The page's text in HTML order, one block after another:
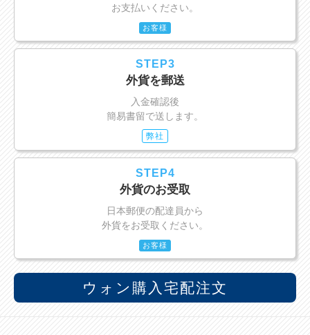
お支払いください。
お客様
STEP3
外貨を郵送
入金確認後
簡易書留で送します。
弊社
STEP4
外貨のお受取
日本郵便の配達員から
外貨をお受取ください。
お客様
ウォン購入宅配注文